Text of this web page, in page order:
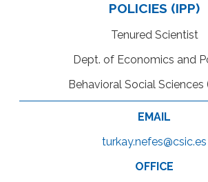
POLICIES (IPP)
Tenured Scientist
Dept. of Economics and
Behavioral Social Sciences
EMAIL
turkay.nefes@csic.es
OFFICE